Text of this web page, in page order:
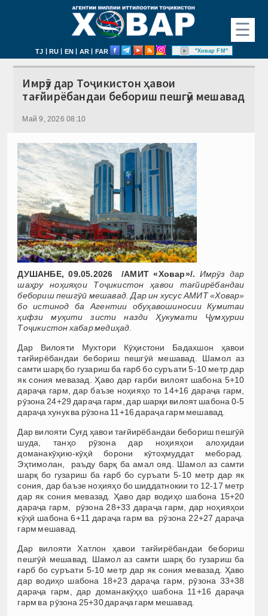
☰
TJ | RU | EN | AR | FAR "Ховар FM"
Имрӯз дар Тоҷикистон ҳавои
тағйирёбандаи бебориш пешгӯӣ мешавад
Май 9, 2026 08:10
ДУШАНБЕ, 09.05.2026 /АМИТ «Ховар»/. Имрӯз дар
шаҳру ноҳияҳои Тоҷикистон ҳавои тағйирёбандаи
бебориш пешгӯӣ мешавад. Дар ин хусус АМИТ «Ховар»
бо истинод ба Агентии обуҳавошиносии Кумитаи
ҳифзи муҳити зисти назди Ҳукумати Ҷумҳурии
Тоҷикистон хабар медиҳад.
Дар Вилояти Мухтори Кӯҳистони Бадахшон ҳавои
тағйирёбандаи бебориш пешгӯӣ мешавад. Шамол аз
самти шарқ бо гузариш ба ғарб бо суръати 5-10 метр дар
як сония мевазад. Ҳаво дар ғарби вилоят шабона 5+10
дараҷа гарм, дар баъзе ноҳияҳо то 14+16 дараҷа гарм,
рӯзона 24+29 дараҷа гарм, дар шарқи вилоят шабона 0-5
дараҷа хунук ва рӯзона 11+16 дараҷа гарм мешавад.
Дар вилояти Суғд ҳавои тағйирёбандаи бебориш пешгӯӣ
шуда, танҳо рӯзона дар ноҳияҳои алоҳидаи
доманакӯҳию-кӯҳӣ борони кӯтоҳмуддат меборад.
Эҳтимолан, раъду барқ ба амал ояд. Шамол аз самти
шарқ бо гузариш ба ғарб бо суръати 5-10 метр дар як
сония, дар баъзе ноҳияҳо бо шиддатнокии то 12-17 метр
дар як сония мевазад. Ҳаво дар водиҳо шабона 15+20
дараҷа гарм, рӯзона 28+33 дараҷа гарм, дар ноҳияҳои
кӯҳӣ шабона 6+11 дараҷа гарм ва рӯзона 22+27 дараҷа
гарм мешавад.
Дар вилояти Хатлон ҳавои тағйирёбандаи бебориш
пешгӯӣ мешавад. Шамол аз самти шарқ бо гузариш ба
ғарб бо суръати 5-10 метр дар як сония мевазад. Ҳаво
дар водиҳо шабона 18+23 дараҷа гарм, рӯзона 33+38
дараҷа гарм, дар доманакӯҳҳо шабона 11+16 дараҷа
гарм ва рӯзона 25+30 дараҷа гарм мешавад.